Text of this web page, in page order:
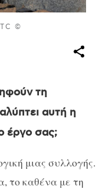
©
τη
αυτή η
έργο σας;
μιας συλλογής.
το καθένα με τη